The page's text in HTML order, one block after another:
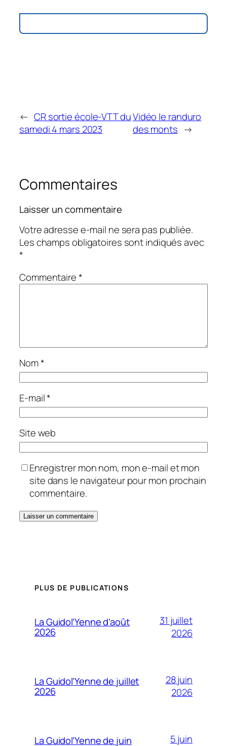
← CR sortie école-VTT du
samedi 4 mars 2023
Vidéo le randuro
des monts →
Commentaires
Laisser un commentaire
Votre adresse e-mail ne sera pas publiée.
Les champs obligatoires sont indiqués avec
*
Commentaire*
Nom*
E-mail*
Site web
Enregistrer mon nom, mon e-mail et mon
site dans le navigateur pour mon prochain
commentaire.
PLUS DE PUBLICATIONS
La Guidol’Yenne d’août
2026
31 juillet
2026
La Guidol’Yenne de juillet
2026
28 juin
2026
La Guidol’Yenne de juin
5 juin